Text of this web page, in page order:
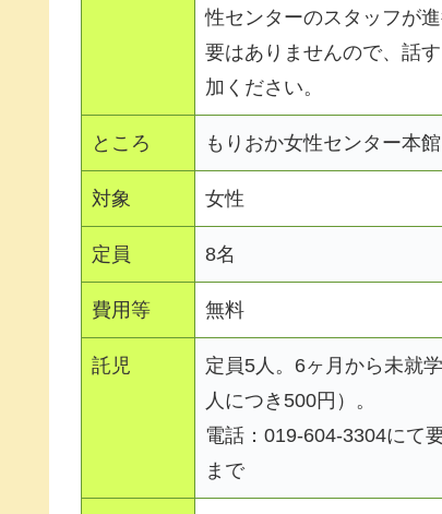
性センターのスタッフが
要はありませんので、話
加ください。
ところ もりおか女性センター本
対象 女性
定員 8名
費用等 無料
託児
定員5人。6ヶ月から未就
人につき500円）。
電話：019-604-3304に
まで